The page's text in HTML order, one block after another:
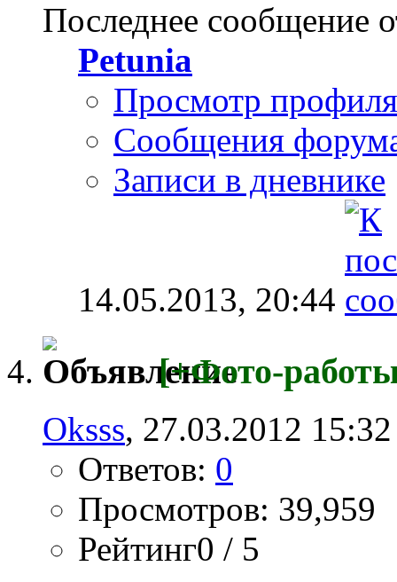
Последнее сообщение
Petunia
Просмотр профиля
Сообщения
Записи в дневнике
14.05.2013, 20:44
[+Фото-
Oksss, 27.03.2012 15:32
Ответов: 0
Просмотров: 39,959
Рейтинг0 / 5